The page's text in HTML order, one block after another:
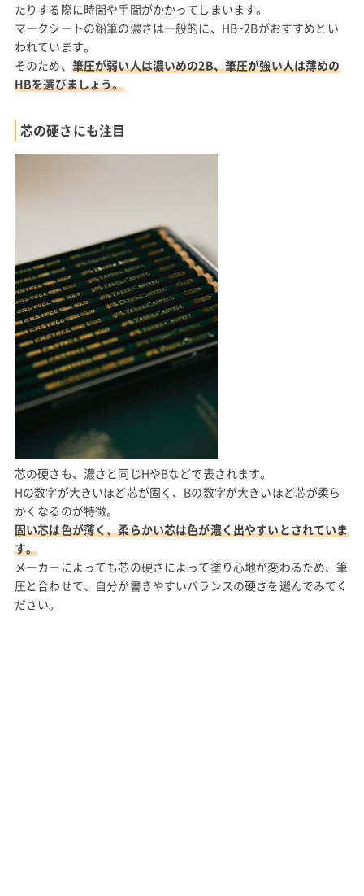
たりする際に時間や手間がかかってしまいます。
マークシートの鉛筆の濃さは一般的に、HB~2Bがおすすめとい
われています。
そのため、 筆圧が弱い人は濃いめの2B、筆圧が強い人は薄めの
HBを選びましょう。
芯の硬さにも注目
芯の硬さも、濃さと同じHやBなどで表されます。
Hの数字が大きいほど芯が固く、Bの数字が大きいほど芯が柔ら
かくなるのが特徴。
固い芯は色が薄く、柔らかい芯は色が濃く出やすいとされていま
す。
メーカーによっても芯の硬さによって塗り心地が変わるため、筆
圧と合わせて、自分が書きやすいバランスの硬さを選んでみてく
ださい。